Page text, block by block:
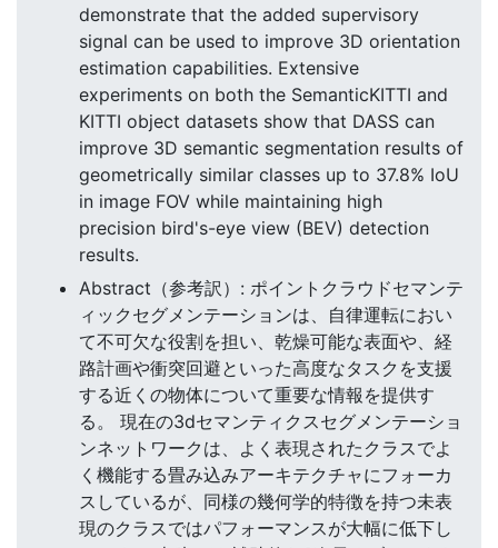
demonstrate that the added supervisory
signal can be used to improve 3D orientation
estimation capabilities. Extensive
experiments on both the SemanticKITTI and
KITTI object datasets show that DASS can
improve 3D semantic segmentation results of
geometrically similar classes up to 37.8% IoU
in image FOV while maintaining high
precision bird's-eye view (BEV) detection
results.
Abstract（参考訳）: ポイントクラウドセマンテ
ィックセグメンテーションは、自律運転におい
て不可欠な役割を担い、乾燥可能な表面や、経
路計画や衝突回避といった高度なタスクを支援
する近くの物体について重要な情報を提供す
る。 現在の3dセマンティクスセグメンテーショ
ンネットワークは、よく表現されたクラスでよ
く機能する畳み込みアーキテクチャにフォーカ
スしているが、同様の幾何学的特徴を持つ未表
現のクラスではパフォーマンスが大幅に低下し